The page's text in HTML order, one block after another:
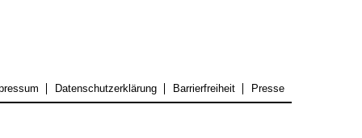
Datenschutzerklärung Barrierfreiheit Presse